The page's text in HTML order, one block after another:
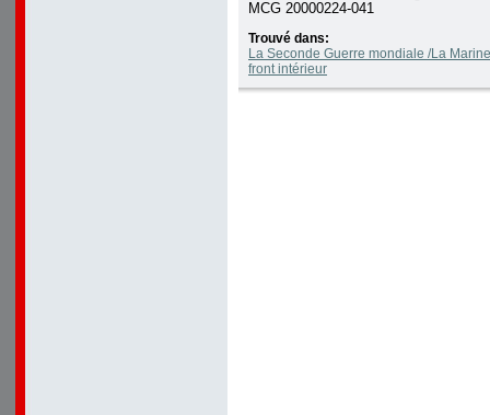
MCG 20000224-041
Trouvé dans:
La Seconde Guerre mondiale /La
front intérieur